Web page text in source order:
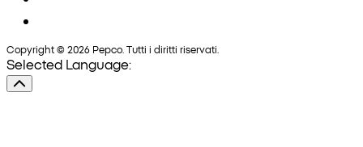
Copyright © 2026 Pepco. Tutti i diritti riservati.
Selected Language: